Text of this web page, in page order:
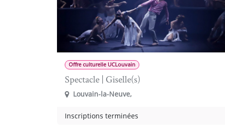
Offre culturelle UCLouvain
Spectacle | Giselle(s)
Louvain-la-Neuve,
Inscriptions terminées